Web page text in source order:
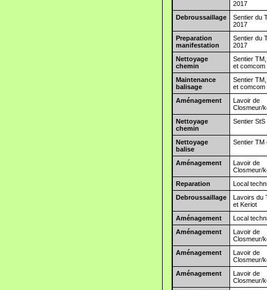
2017
Debroussaillage
Sentier du
2017
Preparation
manifestation
Sentier du
2017
Nettoyage
chemin
Sentier
et comcom
Maintenance
balisage
Sentier
et comcom
Aménagement
Lavoir de
Closmeur/
Nettoyage
chemin
Sentier StS
Nettoyage
balise
Sentier TM
Aménagement
Lavoir de
Closmeur/
Reparation
Local
Debroussaillage
Lavoirs du
et Keriot
Aménagement
Local
Aménagement
Lavoir de
Closmeur/
Aménagement
Lavoir de
Closmeur/
Aménagement
Lavoir de
Closmeur/